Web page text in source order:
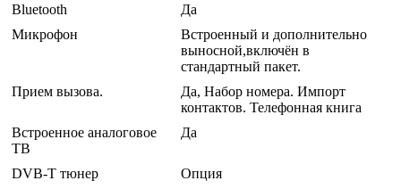
Bluetooth
Да
Микрофон
Встроенный и дополнительно
выносной,включён в
стандартный пакет.
Прием вызова.
Да, Набор номера. Импорт
контактов. Телефонная книга
Встроенное аналоговое
ТВ
Да
DVB-T тюнер
Опция